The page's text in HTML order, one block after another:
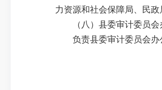
力资源和社会保障局、民
（八）县委审计委员会
负责县委审计委员会办